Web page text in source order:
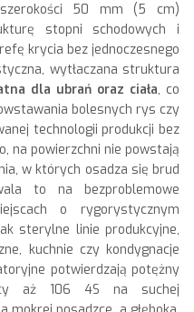
50 mm (5 cm)
stopni schodowych i
krycia bez jednoczesnego
wytłaczana struktura
dla ubrań oraz ciała, co
bolesnych rys czy
technologii produkcji bez
na powierzchni nie powstają
w których osadza się brud
to na bezproblemowe
o rygorystycznym
sterylne linie produkcyjne,
kuchnie czy kondygnacje
potwierdzają potężny
aż 106 4S na suchej